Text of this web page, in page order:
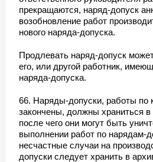
прекращаются, наряд-допуск
возобновление работ
нового наряда-допуска.
Продлевать наряд-допуск
его, или другой работник,
наряда-допуска.
66. Наряды-допуски, работы по
закончены, должны храниться в
после чего они могут быть
выполнении работ по нарядам-
несчастные случаи на
допуски следует хранить в